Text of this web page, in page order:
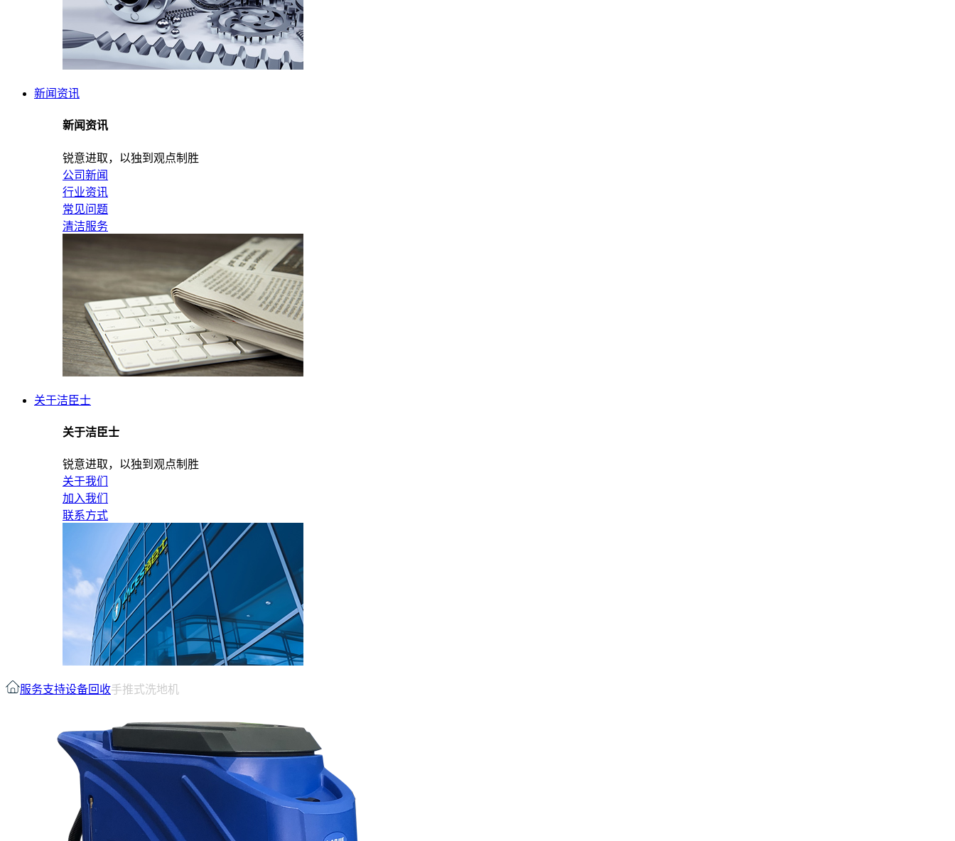
新闻资讯
新闻资讯
锐意进取，以独到观点制胜
公司新闻
行业资讯
常见问题
清洁服务
关于洁臣士
关于洁臣士
锐意进取，以独到观点制胜
关于我们
加入我们
联系方式
服务支持设备回收手推式洗地机